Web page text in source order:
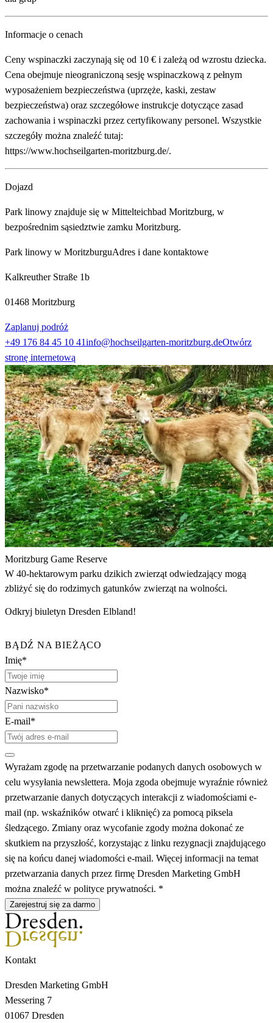
Informacje o cenach
Ceny wspinaczki zaczynają się od 10 € i zależą od wzrostu dziecka.
Cena obejmuje nieograniczoną sesję wspinaczkową z pełnym
wyposażeniem bezpieczeństwa (uprzęże, kaski, zestaw
bezpieczeństwa) oraz szczegółowe instrukcje dotyczące zasad
zachowania i wspinaczki przez certyfikowany personel. Wszystkie
szczegóły można znaleźć tutaj:
https://www.hochseilgarten-moritzburg.de/.
Dojazd
Park linowy znajduje się w Mittelteichbad Moritzburg, w
bezpośrednim sąsiedztwie zamku Moritzburg.
Park linowy w MoritzburguAdres i dane kontaktowe
Kalkreuther Straße 1b
01468 Moritzburg
Zaplanuj podróż
+49 176 84 45 10 41info@hochseilgarten-moritzburg.deOtwórz
stronę internetową
Moritzburg Game Reserve
W 40-hektarowym parku dzikich zwierząt odwiedzający mogą
zbliżyć się do rodzimych gatunków zwierząt na wolności.
Odkryj biuletyn Dresden Elbland!
BĄDŹ NA BIEŻĄCO
Imię*
Nazwisko*
E-mail*
Wyrażam zgodę na przetwarzanie podanych danych osobowych w
celu wysyłania newslettera. Moja zgoda obejmuje wyraźnie również
przetwarzanie danych dotyczących interakcji z wiadomościami e-
mail (np. wskaźników otwarć i kliknięć) za pomocą piksela
śledzącego. Zmiany oraz wycofanie zgody można dokonać ze
skutkiem na przyszłość, korzystając z linku rezygnacji znajdującego
się na końcu danej wiadomości e-mail. Więcej informacji na temat
przetwarzania danych przez firmę Dresden Marketing GmbH
można znaleźć w polityce prywatności. *
Zarejestruj się za darmo
Kontakt
Dresden Marketing GmbH
Messering 7
01067 Dresden